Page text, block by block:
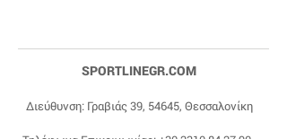
SPORTLINEGR.COM
Διεύθυνση: Γραβιάς 39, 54645, Θεσσαλονίκη